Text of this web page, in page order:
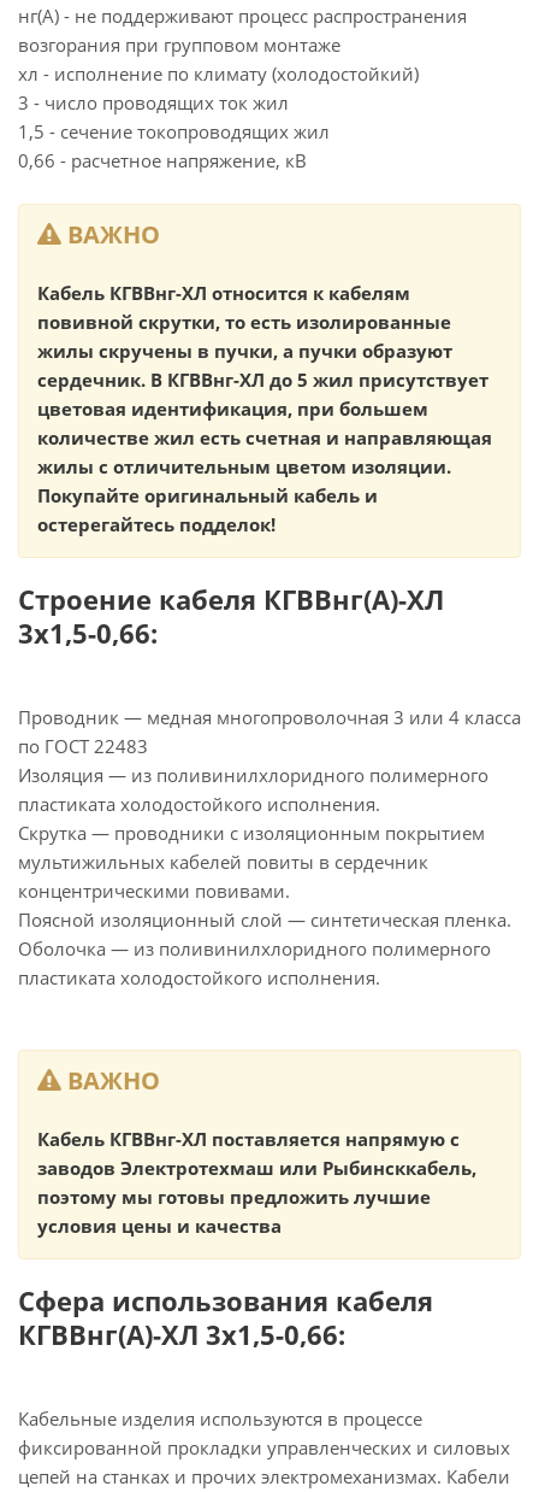
нг(А) - не поддерживают процесс распространения
возгорания при групповом монтаже
хл - исполнение по климату (холодостойкий)
3 - число проводящих ток жил
1,5 - сечение токопроводящих жил
0,66 - расчетное напряжение, кВ
ВАЖНО
Кабель КГВВнг-ХЛ относится к кабелям
повивной скрутки, то есть изолированные
жилы скручены в пучки, а пучки образуют
сердечник. В КГВВнг-ХЛ до 5 жил присутствует
цветовая идентификация, при большем
количестве жил есть счетная и направляющая
жилы с отличительным цветом изоляции.
Покупайте оригинальный кабель и
остерегайтесь подделок!
Строение кабеля КГВВнг(А)-ХЛ
3х1,5-0,66:
Проводник — медная многопроволочная 3 или 4 класса
по ГОСТ 22483
Изоляция — из поливинилхлоридного полимерного
пластиката холодостойкого исполнения.
Скрутка — проводники с изоляционным покрытием
мультижильных кабелей повиты в сердечник
концентрическими повивами.
Поясной изоляционный слой — синтетическая пленка.
Оболочка — из поливинилхлоридного полимерного
пластиката холодостойкого исполнения.
ВАЖНО
Кабель КГВВнг-ХЛ поставляется напрямую с
заводов Электротехмаш или Рыбинсккабель,
поэтому мы готовы предложить лучшие
условия цены и качества
Сфера использования кабеля
КГВВнг(А)-ХЛ 3х1,5-0,66:
Кабельные изделия используются в процессе
фиксированной прокладки управленческих и силовых
цепей на станках и прочих электромеханизмах. Кабели